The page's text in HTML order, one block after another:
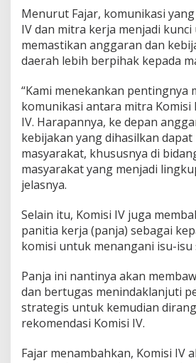
Menurut Fajar, komunikasi
IV dan mitra kerja menjadi kunci
memastikan anggaran dan
daerah lebih berpihak kepada
“Kami menekankan pentingnya
komunikasi antara mitra Komisi
IV. Harapannya, ke depan
kebijakan yang dihasilkan
masyarakat, khususnya di
masyarakat yang menjadi
jelasnya.
Selain itu, Komisi IV juga
panitia kerja (panja) sebagai
komisi untuk menangani isu-isu
Panja ini nantinya akan
dan bertugas menindaklanjuti
strategis untuk kemudian
rekomendasi Komisi IV.
Fajar menambahkan, Komisi IV